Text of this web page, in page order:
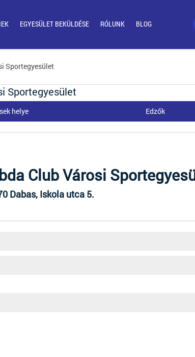
EGYESÜLET BEKÜLDÉSE RÓLUNK BLOG
Sportegyesület
Sportegyesület
helye Edzők
Club Városi
Dabas, Iskola utca 5.